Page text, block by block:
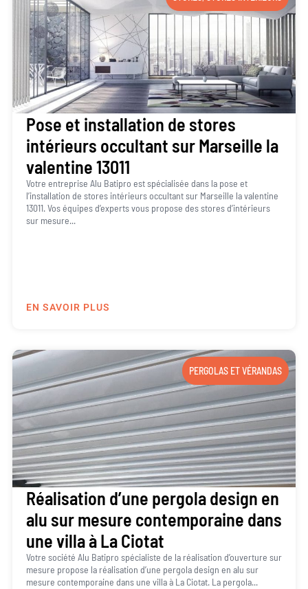
Pose et installation de stores
intérieurs occultant sur Marseille la
valentine 13011
Votre entreprise Alu Batipro est spécialisée dans la pose et
l’installation de stores intérieurs occultant sur Marseille la valentine
13011. Vos équipes d’experts vous propose des stores d’intérieurs
sur mesure...
EN SAVOIR PLUS
PERGOLAS ET VÉRANDAS
Réalisation d’une pergola design en
alu sur mesure contemporaine dans
une villa à La Ciotat
Votre société Alu Batipro spécialiste de la réalisation d’ouverture sur
mesure propose la réalisation d’une pergola design en alu sur
mesure contemporaine dans une villa à La Ciotat. La pergola...